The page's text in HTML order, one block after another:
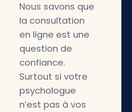
Nous savons que
la consultation
en ligne est une
question de
confiance.
Surtout si votre
psychologue
n’est pas à vos